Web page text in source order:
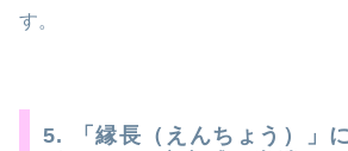
す。
5. 「縁長（えんちょう）」